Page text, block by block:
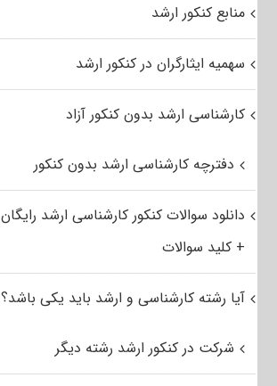
منابع کنکور ارشد
سهمیه ایثارگران در کنکور ارشد
کارشناسی ارشد بدون کنکور آزاد
دفترچه کارشناسی ارشد بدون کنکور
دانلود سوالات کنکور کارشناسی ارشد رایگان
+ کلید سوالات
آیا رشته کارشناسی و ارشد باید یکی باشد؟
شرکت در کنکور ارشد رشته دیگر